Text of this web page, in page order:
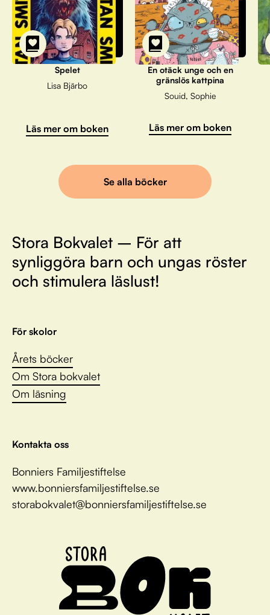
Spelet
Lisa Bjärbo
Läs mer om boken
En otäck unge och en
gränslös kattpina
Souid, Sophie
Läs mer om boken
Se alla böcker
Stora Bokvalet – För att
synliggöra barn och ungas röster
och stimulera läslust!
För skolor
Årets böcker
Om Stora bokvalet
Om läsning
Kontakta oss
Bonniers Familjestiftelse
www.bonniersfamiljestiftelse.se
storabokvalet@bonniersfamiljestiftelse.se